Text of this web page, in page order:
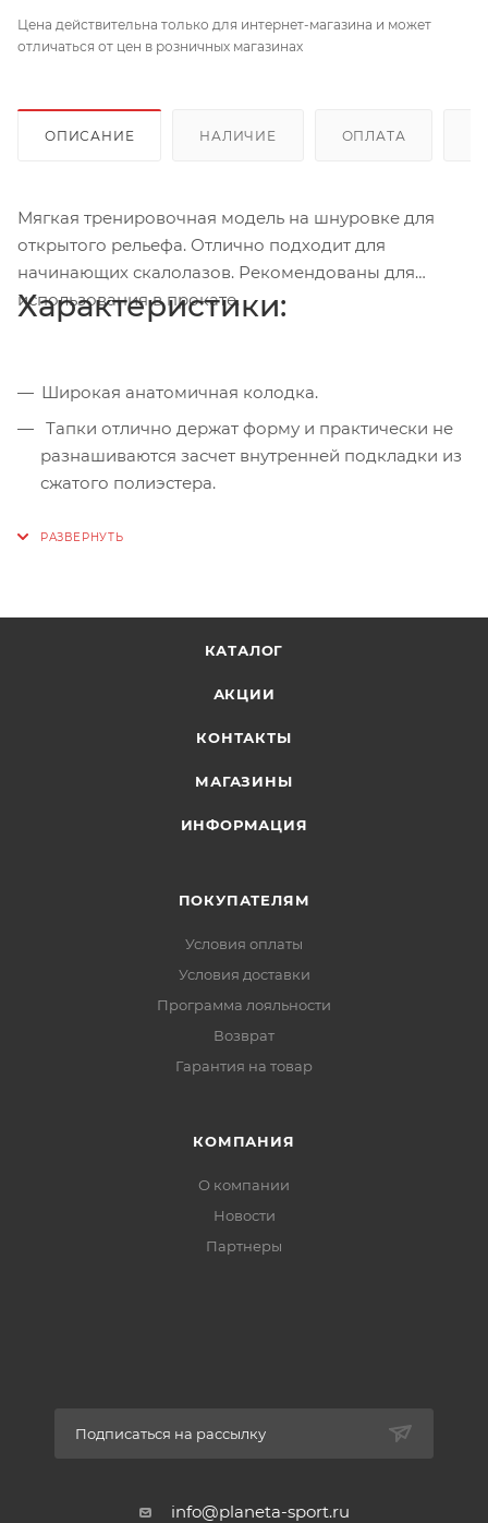
Цена действительна только для интернет-магазина и может
отличаться от цен в розничных магазинах
ОПИСАНИЕ НАЛИЧИЕ ОПЛАТА
Мягкая тренировочная модель на шнуровке для
открытого рельефа. Отлично подходит для
начинающих скалолазов. Рекомендованы для
использования в прокате.
Характеристики:
Широкая анатомичная колодка.
разнашиваются засчет внутренней подкладки из
сжатого полиэстера.
скальникам.
Вес пары: 223 гр. (US 9)
КАТАЛОГ
АКЦИИ
КОНТАКТЫ
МАГАЗИНЫ
ИНФОРМАЦИЯ
ПОКУПАТЕЛЯМ
Условия оплаты
Условия доставки
Программа лояльности
Возврат
Гарантия на товар
КОМПАНИЯ
О компании
Новости
Партнеры
Подписаться на рассылку
info@planeta-sport.ru